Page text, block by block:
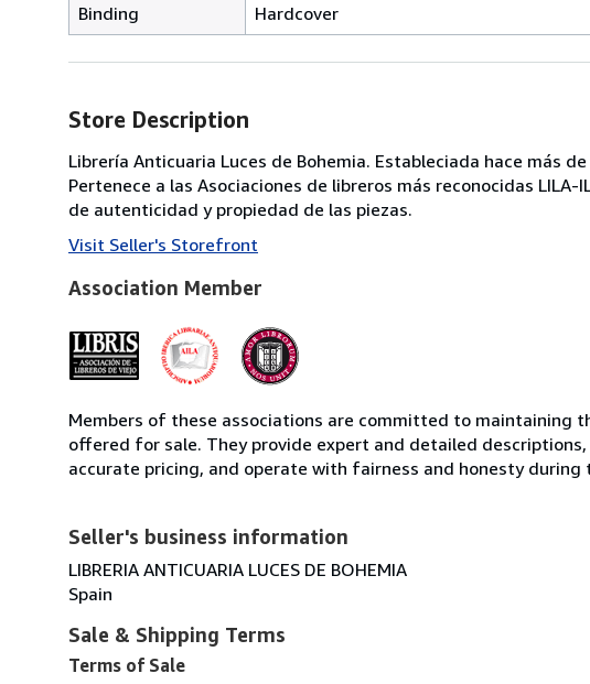
Binding
Hardcover
Store Description
Librería Anticuaria Luces de Bohemia. Estableciada hace más
Pertenece a las Asociaciones de libreros más reconocidas LILA-
de autenticidad y propiedad de las piezas.
Visit Seller's Storefront
Association Member
Members of these associations are committed to
offered for sale. They provide expert and detailed
accurate pricing, and operate with fairness and honesty during
Seller's business information
LIBRERIA ANTICUARIA LUCES DE BOHEMIA
Spain
Sale & Shipping Terms
Terms of Sale